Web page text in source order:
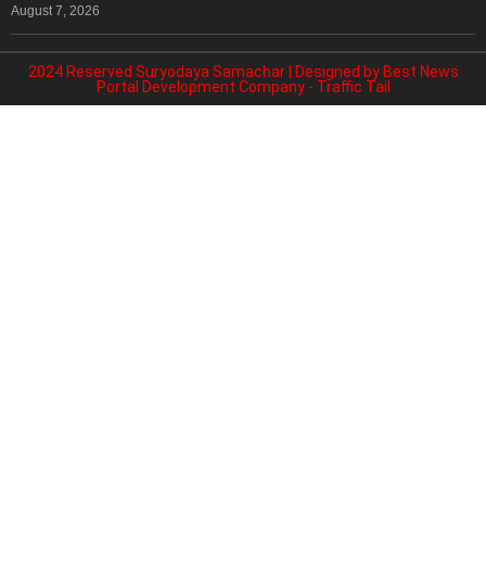
August 7, 2026
2024 Reserved Suryodaya Samachar | Designed by Best News
Portal Development Company- Traffic Tail